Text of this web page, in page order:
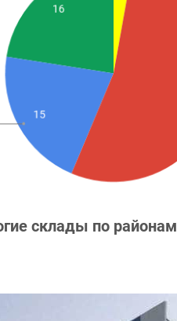
склады по районам